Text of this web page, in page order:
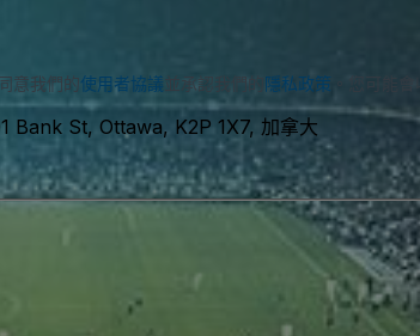
意我們的 使用者協議 並承認我們的 隱私政策 。您可能
Bank St, Ottawa, K2P 1X7, 加拿大